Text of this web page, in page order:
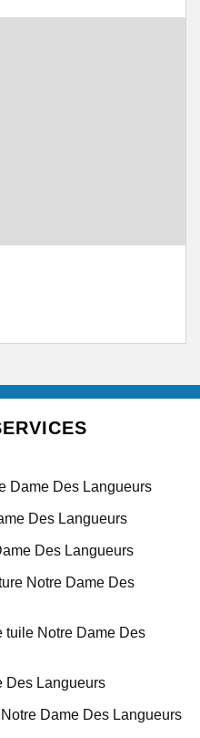
Dame Des Langueurs
Des Langueurs
Des Langueurs
Notre Dame Des
tuile Notre Dame Des
Des Langueurs
Dame Des Langueurs